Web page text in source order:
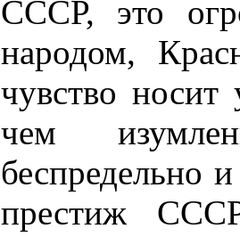
СССР, это
народом,
чувство носит
чем
беспредельно
престиж